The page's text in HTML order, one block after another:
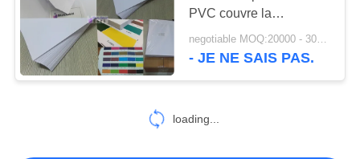
PVC couvre la
représentation
vieillissante supérieure
negotiable MOQ:20000 - 30000 feuilles
- JE NE SAIS PAS.
loading...